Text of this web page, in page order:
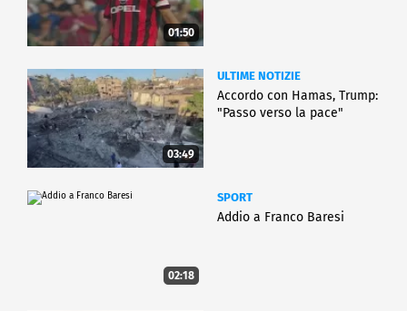
01:50
03:49
ULTIME NOTIZIE
Accordo con Hamas, Trump:
"Passo verso la pace"
02:18
SPORT
Addio a Franco Baresi